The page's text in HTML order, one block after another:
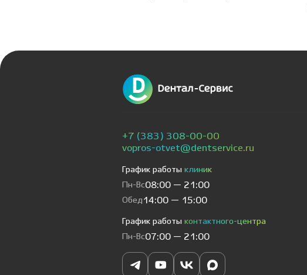
+7 (383) 308-00-00
vopros-otvet@dentservice.ru
График работы клиник
Пн-Вс08:00 — 21:00
Обед 14:00 — 15:00
График работы контактного-центра
Пн-Вс07:00 — 21:00